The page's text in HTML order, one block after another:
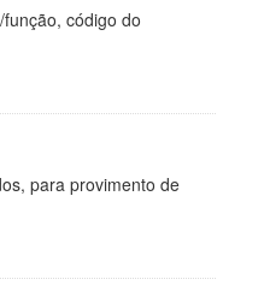
código do
para provimento de